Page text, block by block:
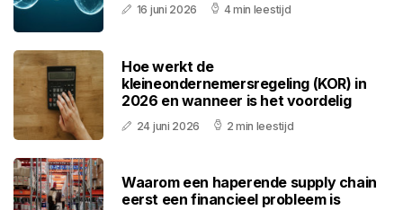
16 juni 2026 4 min leestijd
Hoe werkt de
kleineondernemersregeling (KOR) in
2026 en wanneer is het voordelig
24 juni 2026 2 min leestijd
Waarom een haperende supply chain
eerst een financieel probleem is